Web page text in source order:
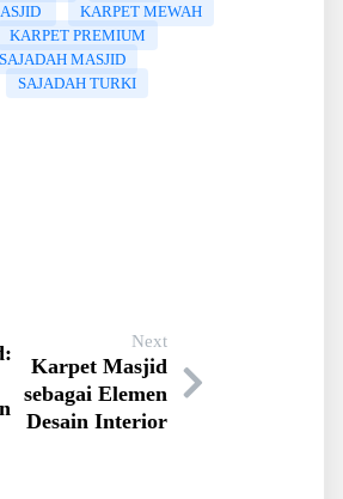
KARPET MEWAH
KARPET PREMIUM
SAJADAH MASJID
SAJADAH TURKI
Next
Karpet Masjid
sebagai Elemen
Desain Interior